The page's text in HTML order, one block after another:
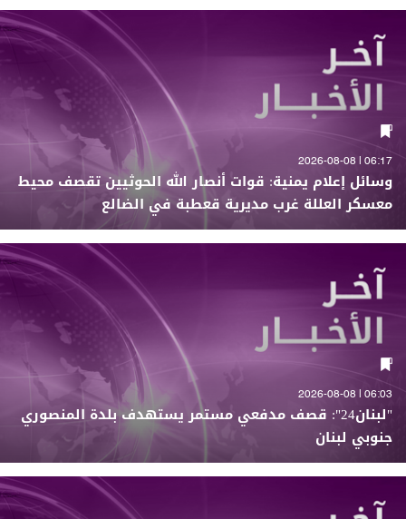
06:17 | 2026-08-08
وسائل إعلام يمنية: قوات أنصار الله الحوثيين تقصف محيط
معسكر العللة غرب مديرية قعطبة في الضالع
06:03 | 2026-08-08
"لبنان24": قصف مدفعي مستمر يستهدف بلدة المنصوري
جنوبي لبنان